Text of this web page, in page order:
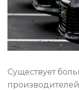
Существует